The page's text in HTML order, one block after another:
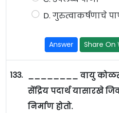
D. गुरुत्वाकर्षणाचे
Answer Share On
133. ________ वायु
सेंद्रिय पदार्थ यासारखे
निर्माण होतो.